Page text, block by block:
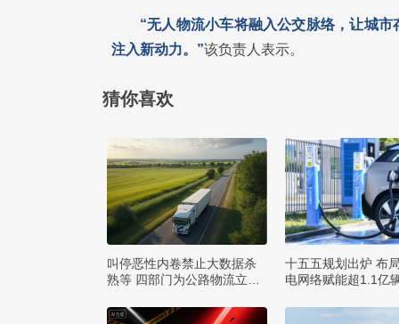
“无人物流小车将融入公交脉络，让城
注入新动力。”该负责人表示。
猜你喜欢
叫停恶性内卷禁止大数据杀
熟等 四部门为公路物流立规
十五五规划出炉 布
电网络赋能超1.1亿